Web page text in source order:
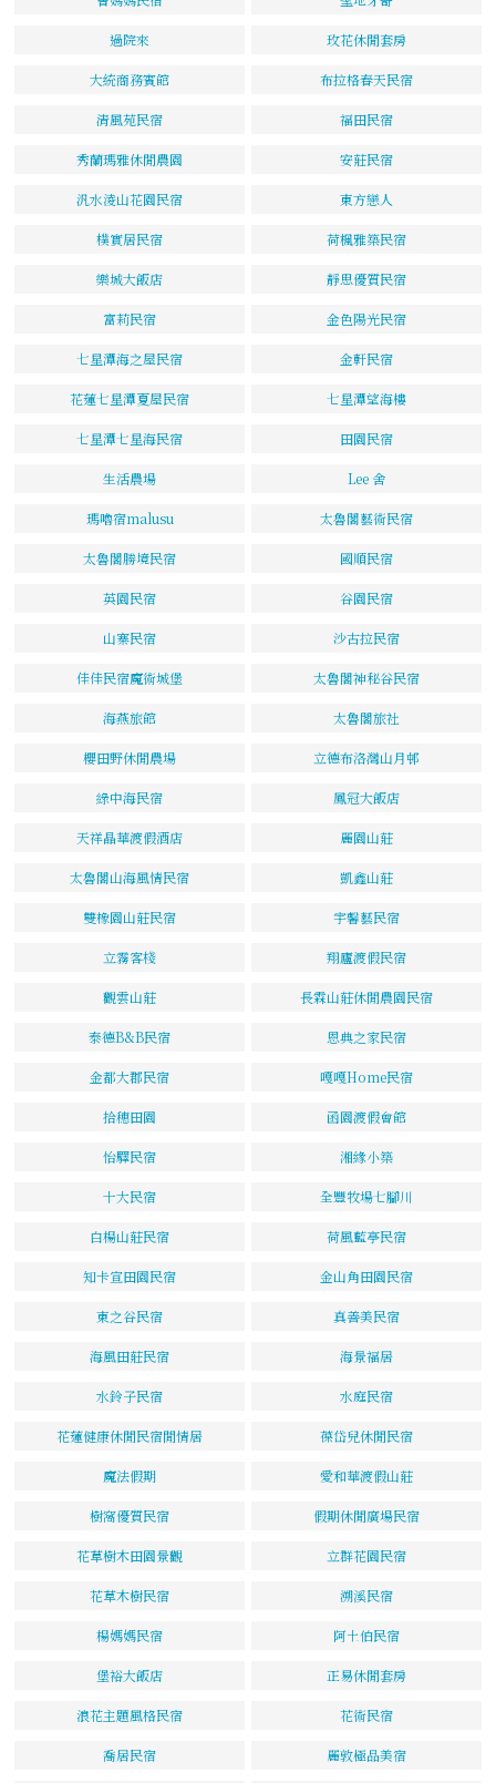
過院來 玫花休閒套房
大統商務賓館 布拉格春天民宿
清風苑民宿 福田民宿
秀蘭瑪雅休閒農園 安莊民宿
汎水淩山花園民宿 東方戀人
樸實居民宿 荷楓雅築民宿
樂城大飯店 靜思優質民宿
富莉民宿 金色陽光民宿
七星潭海之屋民宿 金軒民宿
花蓮七星潭夏屋民宿 七星潭望海樓
七星潭七星海民宿 田園民宿
生活農場 Lee 舍
瑪嚕宿malusu 太魯閣藝術民宿
太魯閣勝境民宿 國順民宿
英園民宿 谷園民宿
山寨民宿 沙古拉民宿
佳佳民宿魔術城堡 太魯閣神秘谷民宿
海燕旅館 太魯閣旅社
櫻田野休閒農場 立德布洛灣山月邨
綠中海民宿 鳳冠大飯店
天祥晶華渡假酒店 麗園山莊
太魯閣山海風情民宿 凱鑫山莊
雙橡園山莊民宿 宇馨藝民宿
立霧客棧 翔廬渡假民宿
觀雲山莊 長霖山莊休閒農園民宿
泰德B&B民宿 恩典之家民宿
金都大郡民宿 嘎嘎Home民宿
拾穗田園 函園渡假會館
怡驛民宿 湘緣小築
十大民宿 全豐牧場七腳川
白楊山莊民宿 荷風藍亭民宿
知卡宣田園民宿 金山角田園民宿
東之谷民宿 真善美民宿
海風田莊民宿 海景福居
水鈴子民宿 水庭民宿
花蓮健康休閒民宿閒情居 葆岱兒休閒民宿
魔法假期 愛和華渡假山莊
樹窩優質民宿 假期休閒廣場民宿
花草樹木田園景觀 立群花園民宿
花草木樹民宿 溯溪民宿
楊媽媽民宿 阿土伯民宿
堡裕大飯店 正易休閒套房
浪花主題風格民宿 花術民宿
喬居民宿 麗敦極品美宿